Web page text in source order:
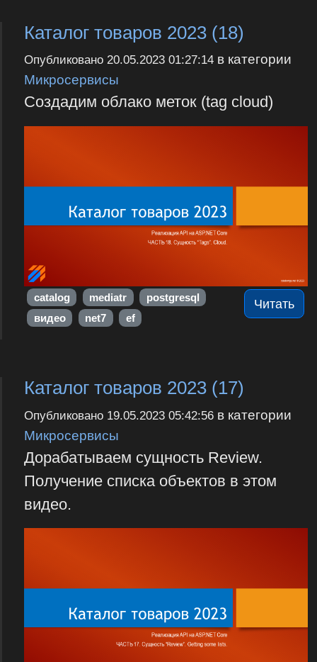
Каталог товаров 2023 (18)
Опубликовано 20.05.2023 01:27:14в категории
Микросервисы
Создадим облако меток (tag cloud)
Читать
catalog mediatr
postgresql
видео
net7 ef
Каталог товаров 2023 (17)
Опубликовано 19.05.2023 05:42:56в категории
Микросервисы
Дорабатываем сущность Review.
Получение списка объектов в этом
видео.